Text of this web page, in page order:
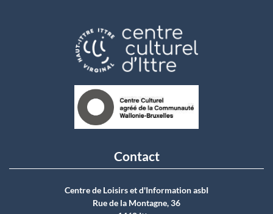
Contact
Centre de Loisirs et d'Information asbI
Rue de la Montagne, 36